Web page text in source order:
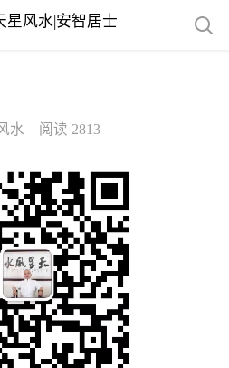
星风水|安智居士
水 阅读 2813